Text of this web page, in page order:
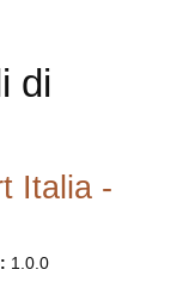
di
Italia -
1.0.0